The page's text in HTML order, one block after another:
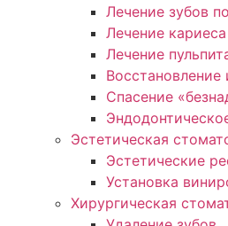
Лечение зубов
Лечение кариеса
Лечение
Спасение
Эстетическая
Эстетические
Установка
Хирургическая